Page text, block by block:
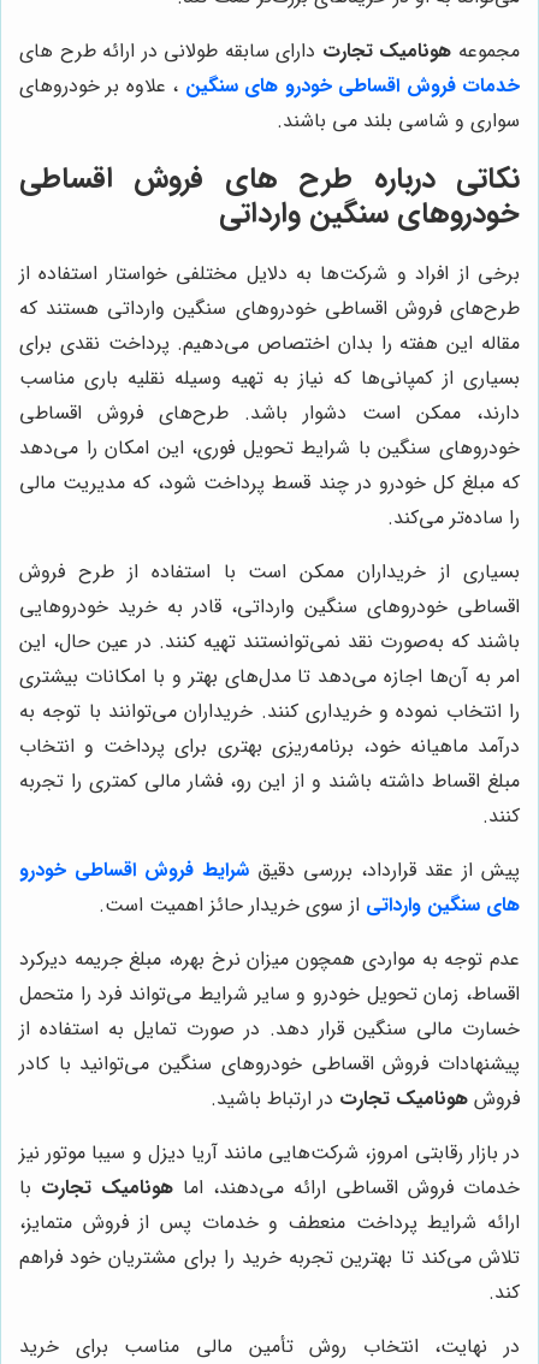
مجموعه هونامیک تجارت دارای سابقه طولانی در ارائه طرح های
خدمات فروش اقساطی خودرو های سنگین ، علاوه بر خودروهای
سواری و شاسی بلند می باشند.
نکاتی درباره طرح های فروش اقساطی
خودروهای سنگین وارداتی
برخی از افراد و شرکت‌ها به دلایل مختلفی خواستار استفاده از
طرح‌های فروش اقساطی خودروهای سنگین وارداتی هستند که
مقاله این هفته را بدان اختصاص می‌دهیم. پرداخت نقدی برای
بسیاری از کمپانی‌ها که نیاز به تهیه وسیله نقلیه باری مناسب
دارند، ممکن است دشوار باشد. طرح‌های فروش اقساطی
خودروهای سنگین با شرایط تحویل فوری، این امکان را می‌دهد
که مبلغ کل خودرو در چند قسط پرداخت شود، که مدیریت مالی
را ساده‌تر می‌کند.
بسیاری از خریداران ممکن است با استفاده از طرح فروش
اقساطی خودروهای سنگین وارداتی، قادر به خرید خودروهایی
باشند که به‌صورت نقد نمی‌توانستند تهیه کنند. در عین حال، این
امر به آن‌ها اجازه می‌دهد تا مدل‌های بهتر و با امکانات بیشتری
را انتخاب نموده و خریداری کنند. خریداران می‌توانند با توجه به
درآمد ماهیانه خود، برنامه‌ریزی بهتری برای پرداخت و انتخاب
مبلغ اقساط داشته باشند و از این رو، فشار مالی کمتری را تجربه
کنند.
پیش از عقد قرارداد، بررسی دقیق شرایط فروش اقساطی خودرو
های سنگین وارداتی از سوی خریدار حائز اهمیت است.
عدم توجه به مواردی همچون میزان نرخ بهره، مبلغ جریمه دیرکرد
اقساط، زمان تحویل خودرو و سایر شرایط می‌تواند فرد را متحمل
خسارت مالی سنگین قرار دهد. در صورت تمایل به استفاده از
پیشنهادات فروش اقساطی خودروهای سنگین می‌توانید با کادر
فروش هونامیک تجارت در ارتباط باشید.
در بازار رقابتی امروز، شرکت‌هایی مانند آریا دیزل و سیبا موتور نیز
خدمات فروش اقساطی ارائه می‌دهند، اما هونامیک تجارت با
ارائه شرایط پرداخت منعطف و خدمات پس از فروش متمایز،
تلاش می‌کند تا بهترین تجربه خرید را برای مشتریان خود فراهم
کند.
در نهایت، انتخاب روش تأمین مالی مناسب برای خرید